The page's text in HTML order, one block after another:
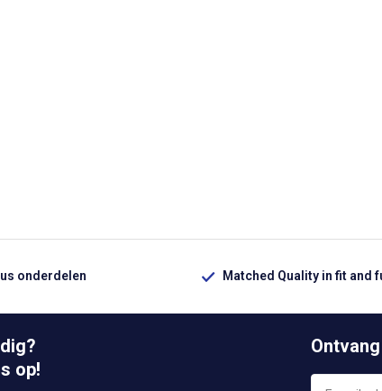
onderdelen Matched Quality in fit and
op!